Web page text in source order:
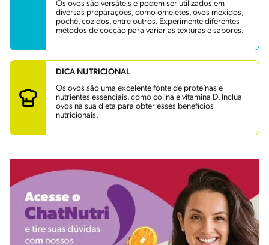
Os ovos são versáteis e podem ser utilizados em
diversas preparações, como omeletes, ovos mexidos,
pochê, cozidos, entre outros. Experimente diferentes
métodos de cocção para variar as texturas e sabores.
DICA NUTRICIONAL
Os ovos são uma excelente fonte de proteínas e
nutrientes essenciais, como colina e vitamina D. Inclua
ovos na sua dieta para obter esses benefícios
nutricionais.